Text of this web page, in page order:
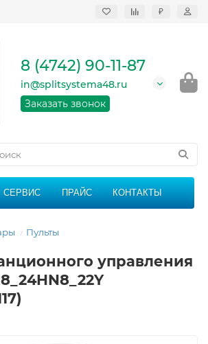
₽
кондиционеров в
области
График работы: 9:00 -
21:00 без перерыва и
8 (4742) 90-11-87
in@splitsystema48.ru
Заказать звонок
СЕРВИС ПРАЙС КОНТАКТЫ
Пульты
управления